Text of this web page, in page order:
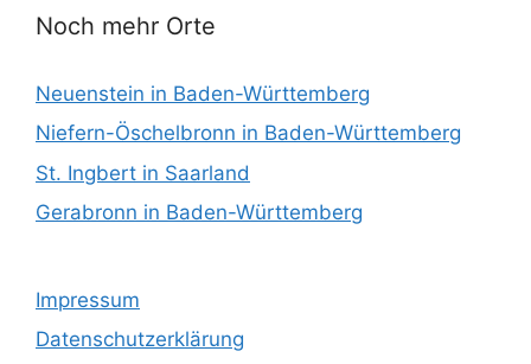
Noch mehr Orte
Neuenstein in Baden-Württemberg
Niefern-Öschelbronn in Baden-Württemberg
St. Ingbert in Saarland
Gerabronn in Baden-Württemberg
Impressum
Datenschutzerklärung